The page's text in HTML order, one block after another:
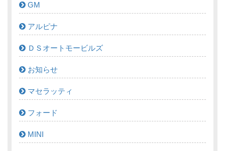
GM
アルピナ
ＤＳオートモービルズ
お知らせ
マセラッティ
フォード
MINI